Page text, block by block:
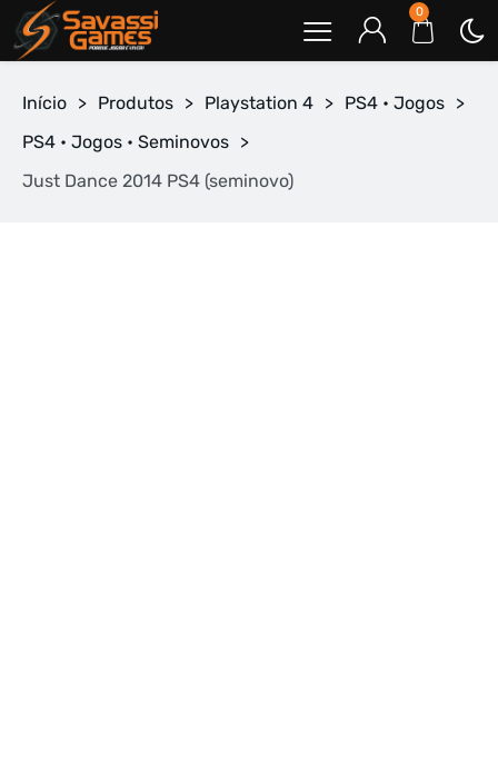
0
Início > Produtos > Playstation 4 > PS4 • Jogos >
PS4 • Jogos • Seminovos >
Just Dance 2014 PS4 (seminovo)